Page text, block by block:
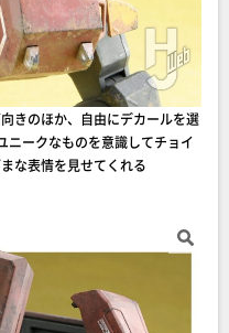
きのほか、自由にデカールを選
ニークなものを意識してチョイ
な表情を見せてくれる